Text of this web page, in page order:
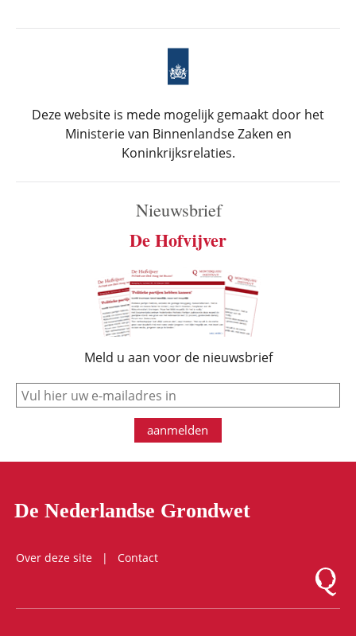
Deze website is mede mogelijk gemaakt door het
Ministerie van Binnenlandse Zaken en
Koninkrijksrelaties.
Nieuwsbrief
De Hofvijver
Meld u aan voor de nieuwsbrief
e-mail
aanmelden
De Nederlandse Grondwet
Over deze site
Contact
Logo